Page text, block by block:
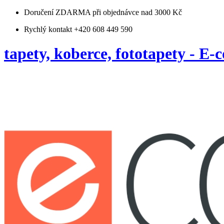
Doručení ZDARMA při objednávce nad 3000 Kč
Rychlý kontakt +420 608 449 590
tapety, koberce, fototapety - E-